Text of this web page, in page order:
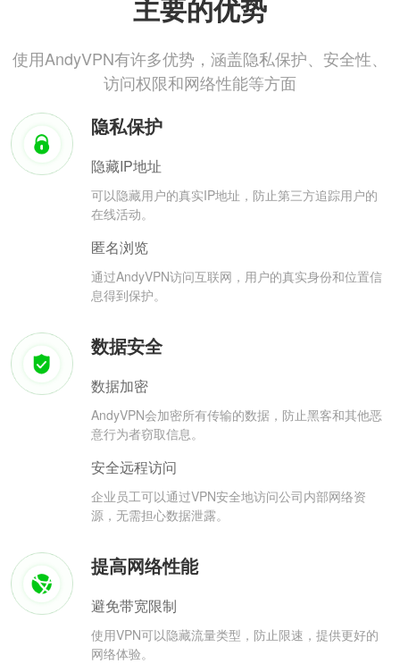
主要的优势
使用AndyVPN有许多优势，涵盖隐私保护、安全性、
访问权限和网络性能等方面
隐私保护
隐藏IP地址
可以隐藏用户的真实IP地址，防止第三方追踪用户的
在线活动。
匿名浏览
通过AndyVPN访问互联网，用户的真实身份和位置信
息得到保护。
数据安全
数据加密
AndyVPN会加密所有传输的数据，防止黑客和其他恶
意行为者窃取信息。
安全远程访问
企业员工可以通过VPN安全地访问公司内部网络资
源，无需担心数据泄露。
提高网络性能
避免带宽限制
使用VPN可以隐藏流量类型，防止限速，提供更好的
网络体验。